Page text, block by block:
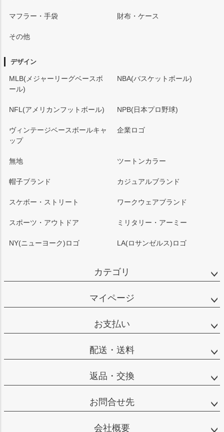
マフラー・手袋 財布・ケース
その他
デザイン
MLB(メジャーリーグベースボ
ール)
NBA(バスケットボール)
NFL(アメリカンフットボール) NPB(日本プロ野球)
ヴィンテージベースボールキャ
ップ
企業ロゴ
無地 ツートンカラー
帽子ブランド カジュアルブランド
スケボー・ストリート ワークウェアブランド
スポーツ・アウトドア ミリタリー・アーミー
NY(ニューヨーク)ロゴ LA(ロサンゼルス)ロゴ
カテゴリ
マイページ
お支払い
配送・送料
返品・交換
お問合せ先
会社概要